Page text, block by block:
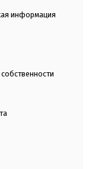
информация
собственности